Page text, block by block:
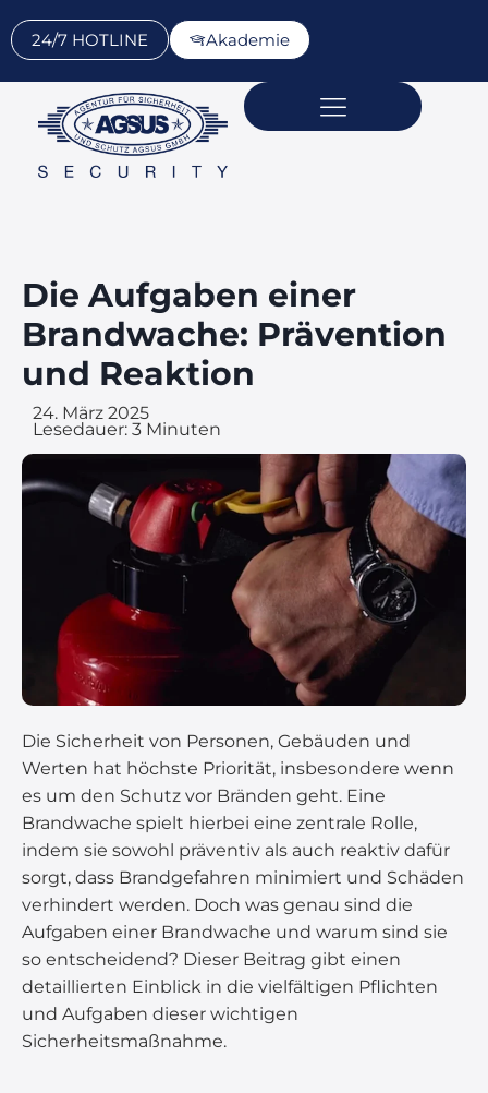
24/7 HOTLINE Akademie
Die Aufgaben einer
Brandwache: Prävention
und Reaktion
24. März 2025
Lesedauer: 3 Minuten
Die Sicherheit von Personen, Gebäuden und
Werten hat höchste Priorität, insbesondere wenn
es um den Schutz vor Bränden geht. Eine
Brandwache spielt hierbei eine zentrale Rolle,
indem sie sowohl präventiv als auch reaktiv dafür
sorgt, dass Brandgefahren minimiert und Schäden
verhindert werden. Doch was genau sind die
Aufgaben einer Brandwache und warum sind sie
so entscheidend? Dieser Beitrag gibt einen
detaillierten Einblick in die vielfältigen Pflichten
und Aufgaben dieser wichtigen
Sicherheitsmaßnahme.